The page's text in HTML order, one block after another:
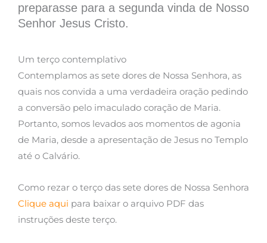
preparasse para a segunda vinda de Nosso
Senhor Jesus Cristo.
Um terço contemplativo
Contemplamos as sete dores de Nossa Senhora, as
quais nos convida a uma verdadeira oração pedindo
a conversão pelo imaculado coração de Maria.
Portanto, somos levados aos momentos de agonia
de Maria, desde a apresentação de Jesus no Templo
até o Calvário.
Como rezar o terço das sete dores de Nossa Senhora
Clique aqui para baixar o arquivo PDF das
instruções deste terço.